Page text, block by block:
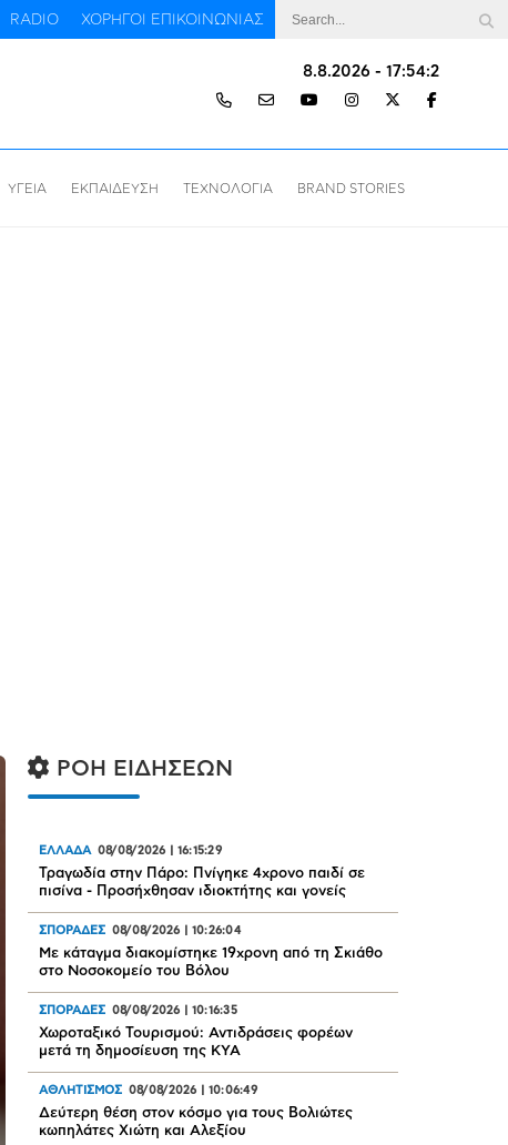
ΧΟΡΗΓΟΙ ΕΠΙΚΟΙΝΩΝΙΑΣ
RADIO
8.8.2026 - 17:54:2
ΥΓΕΙΑ ΕΚΠΑΙΔΕΥΣΗ ΤΕΧΝΟΛΟΓΙΑ BRAND STORIES
ΡΟΗ ΕΙΔΗΣΕΩΝ
ΕΛΛΑΔΑ 08/08/2026 16:15:29
Τραγωδία στην Πάρο: Πνίγηκε 4χρονο παιδί σε
πισίνα - Προσήχθησαν ιδιοκτήτης και γονείς
ΣΠΟΡΑΔΕΣ 08/08/2026 10:26:04
Mε κάταγμα διακομίστηκε 19χρονη από τη Σκιάθο
στο Νοσοκομείο του Βόλου
ΣΠΟΡΑΔΕΣ 08/08/2026 10:16:35
Χωροταξικό Τουρισμού: Αντιδράσεις φορέων
μετά τη δημοσίευση της ΚΥΑ
ΑΘΛΗΤΙΣΜΟΣ 08/08/2026 10:06:49
Δεύτερη θέση στον κόσμο για τους Βολιώτες
κωπηλάτες Χιώτη και Αλεξίου